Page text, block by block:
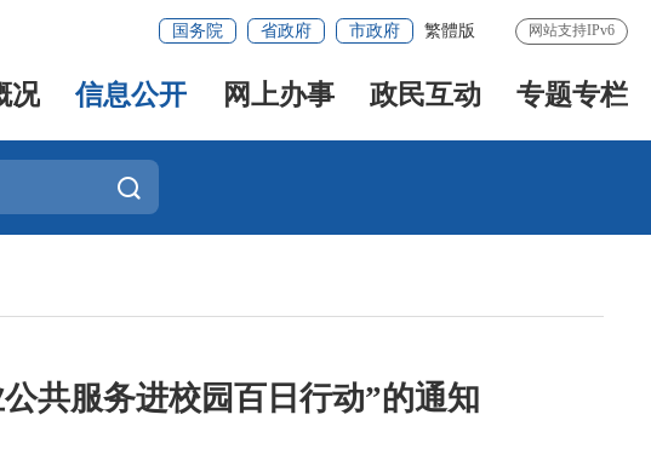
国务院 省政府 市政府 繁體版 网站支持IPv6
况 信息公开 网上办事 政民互动 专题专栏
共服务进校园百日行动”的通知